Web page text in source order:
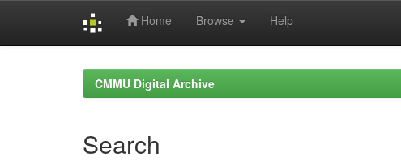
Home Browse Help
CMMU Digital Archive
Search